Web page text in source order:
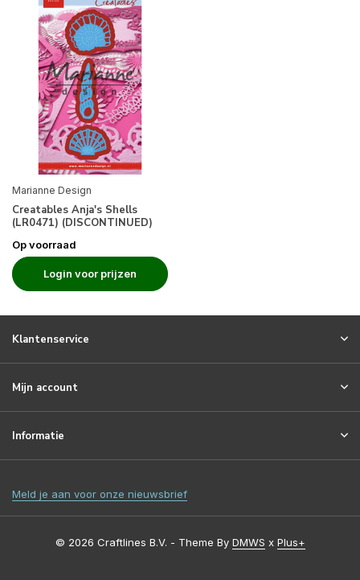
Marianne Design
Creatables Anja's Shells
(LR0471) (DISCONTINUED)
Op voorraad
Login voor prijzen
Klantenservice
Mijn account
Informatie
Meld je aan voor onze nieuwsbrief
© 2026 Craftlines B.V. - Theme By DMWS x Plus+